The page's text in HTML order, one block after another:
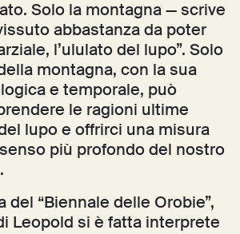
Solo la montagna — scrive
abbastanza da poter
l’ululato del lupo”. Solo
montagna, con la sua
e temporale, può
le ragioni ultime
lupo e offrirci una misura
più profondo del nostro
del “Biennale delle Orobie”,
Leopold si è fatta interprete